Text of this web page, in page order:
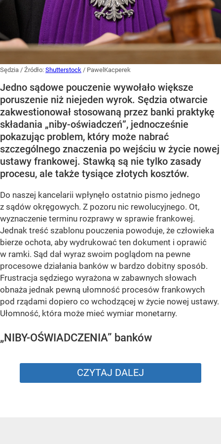
Sędzia / Źródło: Shutterstock / PawelKacperek
Jedno sądowe pouczenie wywołało większe
poruszenie niż niejeden wyrok. Sędzia otwarcie
zakwestionował stosowaną przez banki praktykę
składania „niby-oświadczeń”, jednocześnie
pokazując problem, który może nabrać
szczególnego znaczenia po wejściu w życie nowej
ustawy frankowej. Stawką są nie tylko zasady
procesu, ale także tysiące złotych kosztów.
Do naszej kancelarii wpłynęło ostatnio pismo jednego
z sądów okręgowych. Z pozoru nic rewolucyjnego. Ot,
wyznaczenie terminu rozprawy w sprawie frankowej.
Jednak treść szablonu pouczenia powoduje, że człowieka
bierze ochota, aby wydrukować ten dokument i oprawić
w ramki. Sąd dał wyraz swoim poglądom na pewne
procesowe działania banków w bardzo dobitny sposób.
Frustracja sędziego wyrażona w zabawnych słowach
obnaża jednak pewną ułomność procesów frankowych
pod rządami dopiero co wchodzącej w życie nowej ustawy.
Ułomność, która może mieć wymiar monetarny.
„NIBY-OŚWIADCZENIA” banków
CZYTAJ DALEJ